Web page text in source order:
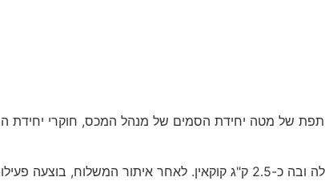
של מטה יחידת הסמים של מנהל המכס, חוקרי יחידת
על פי רשות המסים, במשלוח שהגיע בדואר בלדרות אווירי ממקסיקו, דרך גרמניה לנתב"ג, נתפסה חבילה